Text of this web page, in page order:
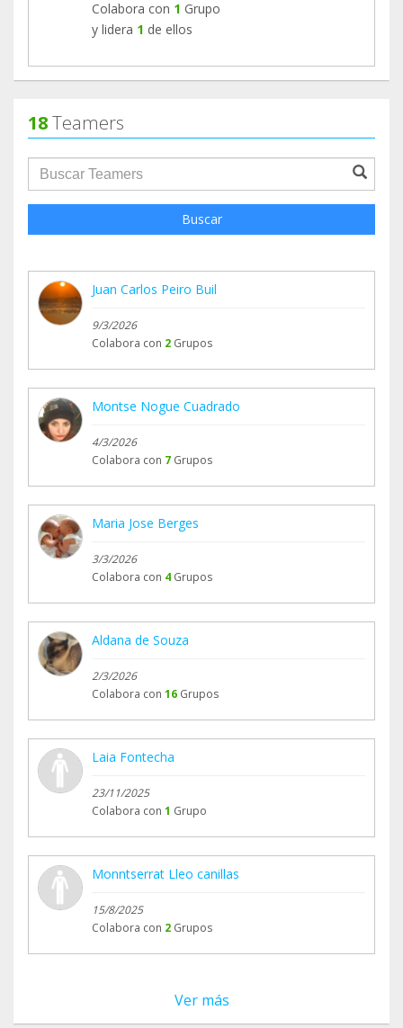
Colabora con 1 Grupo
y lidera 1 de ellos
18Teamers
groupProfile.searchForm.search.text???
Buscar
Juan Carlos Peiro Buil
9/3/2026
Colabora con 2 Grupos
Montse Nogue Cuadrado
4/3/2026
Colabora con 7 Grupos
Maria Jose Berges
3/3/2026
Colabora con 4 Grupos
Aldana de Souza
2/3/2026
Colabora con 16 Grupos
Laia Fontecha
23/11/2025
Colabora con 1 Grupo
Monntserrat Lleo canillas
15/8/2025
Colabora con 2 Grupos
Ver más